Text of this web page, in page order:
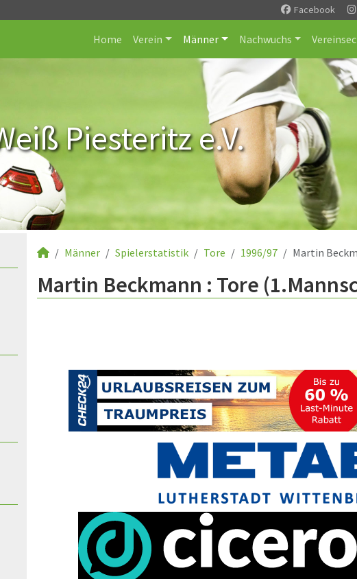
Facebook
Home Verein Männer Nachwuchs
Piesteritz e.V.
Männer Spielerstatistik Tore 1996/97 Martin
Martin Beckmann : Tore